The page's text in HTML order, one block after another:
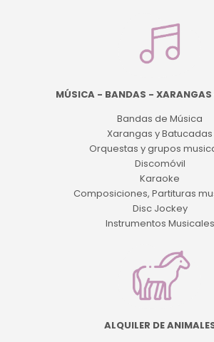
MÚSICA - BANDAS - XARANGAS
Bandas de Música
Xarangas y Batucadas
Orquestas y grupos
Discomóvil
Karaoke
Composiciones, Partituras
Disc Jockey
Instrumentos Musicales
ALQUILER DE